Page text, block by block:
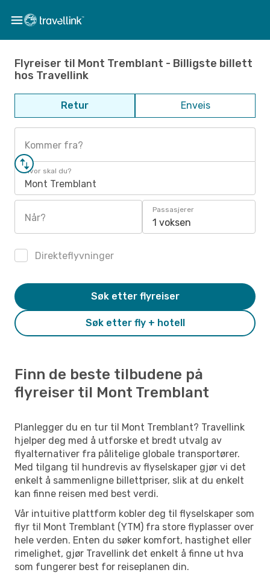
Flyreiser til Mont Tremblant - Billigste billett
hos Travellink
Retur Enveis
Kommer fra?
Hvor skal du?
Mont Tremblant
Når?
Passasjerer
1 voksen
Direkteflyvninger
Søk etter fly + hotell
Søk etter flyreiser
Finn de beste tilbudene på
flyreiser til Mont Tremblant
Planlegger du en tur til Mont Tremblant? Travellink
hjelper deg med å utforske et bredt utvalg av
flyalternativer fra pålitelige globale transportører.
Med tilgang til hundrevis av flyselskaper gjør vi det
enkelt å sammenligne billettpriser, slik at du enkelt
kan finne reisen med best verdi.
Vår intuitive plattform kobler deg til flyselskaper som
flyr til Mont Tremblant (YTM) fra store flyplasser over
hele verden. Enten du søker komfort, hastighet eller
rimelighet, gjør Travellink det enkelt å finne ut hva
som fungerer best for reiseplanen din.